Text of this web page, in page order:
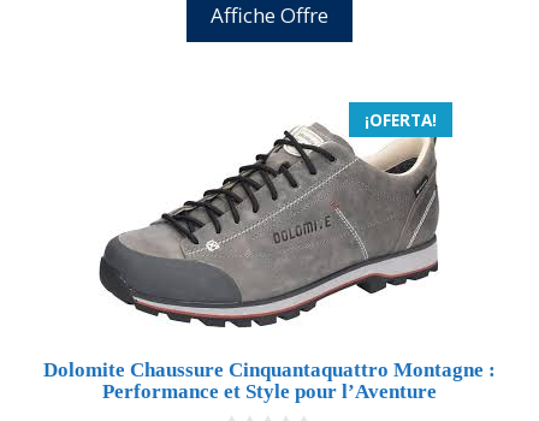
Affiche Offre
¡OFERTA!
Dolomite Chaussure Cinquantaquattro Montagne :
Performance et Style pour l’Aventure